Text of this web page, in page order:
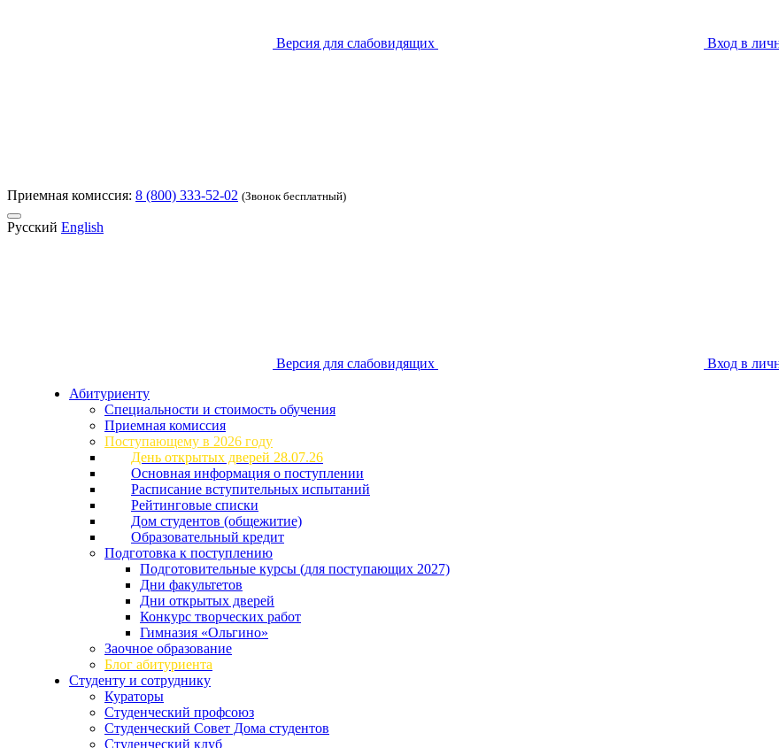
Версия для слабовидящих Вход в
Приемная комиссия: 8 (800) 333-52-02 (Звонок бесплатный)
Русский English
Версия для слабовидящих
Вход в
Абитуриенту
Специальности и стоимость обучения
Приемная комиссия
Поступающему в 2026 году
День открытых дверей 28.07.26
Основная информация о поступлении
Расписание вступительных испытаний
Рейтинговые списки
Дом студентов (общежитие)
Образовательный кредит
Подготовка к поступлению
Подготовительные курсы (для поступающих 2027)
Дни факультетов
Дни открытых дверей
Конкурс творческих работ
Гимназия «Ольгино»
Заочное образование
Блог абитуриента
Студенту и сотруднику
Кураторы
Студенческий профсоюз
Студенческий Совет Дома студентов
Студенческий клуб